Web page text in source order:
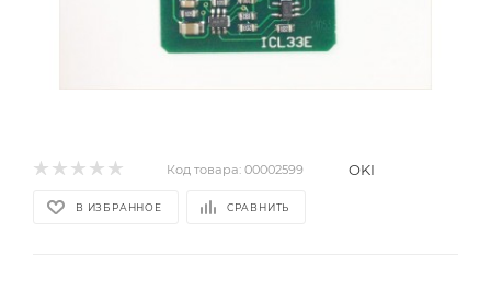
Код товара: 00002599 OKI
В ИЗБРАННОЕ СРАВНИТЬ